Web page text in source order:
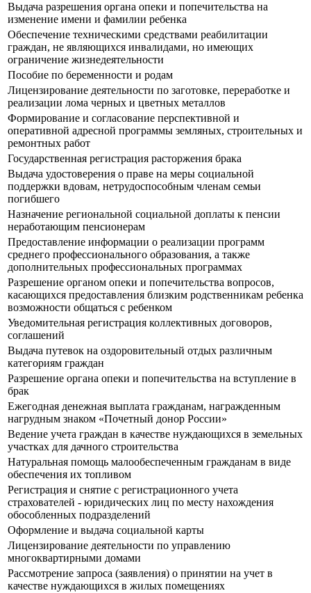
Выдача разрешения органа опеки и попечительства на
изменение имени и фамилии ребенка
Обеспечение техническими средствами реабилитации
граждан, не являющихся инвалидами, но имеющих
ограничение жизнедеятельности
Пособие по беременности и родам
Лицензирование деятельности по заготовке, переработке и
реализации лома черных и цветных металлов
Формирование и согласование перспективной и
оперативной адресной программы земляных, строительных и
ремонтных работ
Государственная регистрация расторжения брака
Выдача удостоверения о праве на меры социальной
поддержки вдовам, нетрудоспособным членам семьи
погибшего
Назначение региональной социальной доплаты к пенсии
неработающим пенсионерам
Предоставление информации о реализации программ
среднего профессионального образования, а также
дополнительных профессиональных программах
Разрешение органом опеки и попечительства вопросов,
касающихся предоставления близким родственникам ребенка
возможности общаться с ребенком
Уведомительная регистрация коллективных договоров,
соглашений
Выдача путевок на оздоровительный отдых различным
категориям граждан
Разрешение органа опеки и попечительства на вступление в
брак
Ежегодная денежная выплата гражданам, награжденным
нагрудным знаком «Почетный донор России»
Ведение учета граждан в качестве нуждающихся в земельных
участках для дачного строительства
Натуральная помощь малообеспеченным гражданам в виде
обеспечения их топливом
Регистрация и снятие с регистрационного учета
страхователей - юридических лиц по месту нахождения
обособленных подразделений
Оформление и выдача социальной карты
Лицензирование деятельности по управлению
многоквартирными домами
Рассмотрение запроса (заявления) о принятии на учет в
качестве нуждающихся в жилых помещениях